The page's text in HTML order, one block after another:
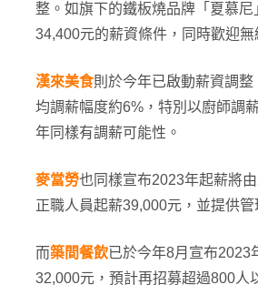
整。如旗下的鐵板燒品牌「夏慕
34,400元的薪資條件，同時歡迎
漢來美食則於今年已啟動薪資調
均調薪幅度約6%，特別以廚師調
年同樣有調薪可能性。
麥當勞也同樣宣布2023年起薪將
正職人員起薪39,000元，並提供管
而築間餐飲已於今年8月宣布2023
32,000元，預計再招募超過800人